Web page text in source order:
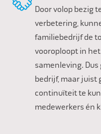
Door volop bezig
verbetering,
familiebedrijf de
vooroploopt in
samenleving.
bedrijf, maar juist
continuïteit te
medewerkers én